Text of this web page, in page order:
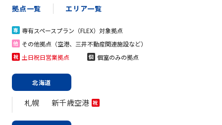
拠点一覧 エリア一覧
専 専有スペースプラン（FLEX）対象拠点
他 その他拠点（空港、三井不動産関連施設など）
祝 土日祝日営業拠点 個 個室のみの拠点
北海道
札幌 新千歳空港 祝